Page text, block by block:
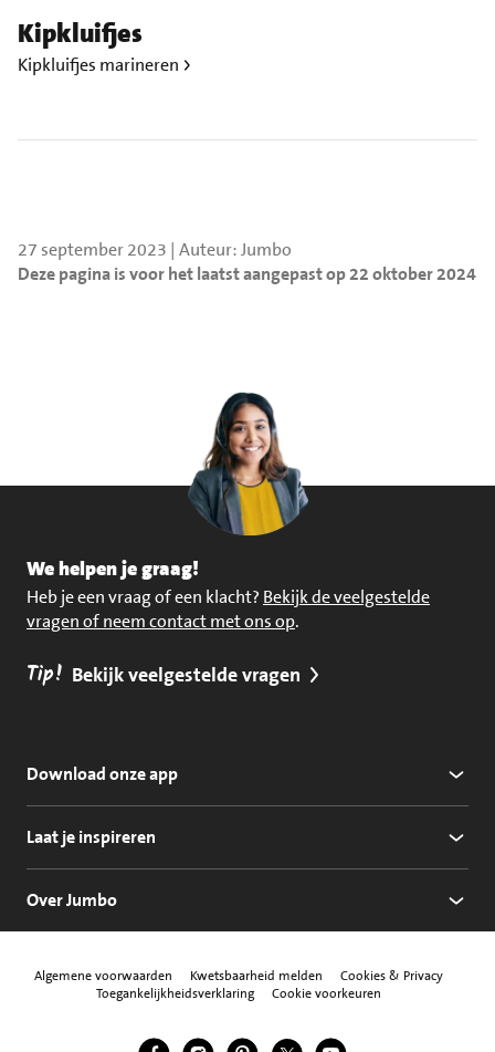
Kipkluifjes
Kipkluifjes marineren
27 september 2023 | Auteur: Jumbo
Deze pagina is voor het laatst aangepast op 22 oktober 2024
We helpen je graag!
Heb je een vraag of een klacht? Bekijk de veelgestelde
vragen of neem contact met ons op.
Tip! Bekijk veelgestelde vragen
Download onze app
Laat je inspireren
Over Jumbo
Algemene voorwaarden Kwetsbaarheid melden
Cookies & Privacy
Toegankelijkheidsverklaring
Cookie voorkeuren
Volg ons